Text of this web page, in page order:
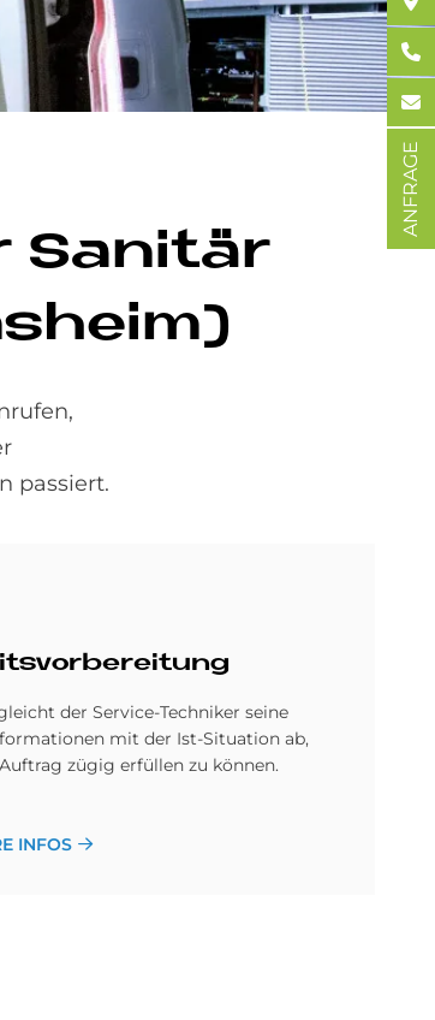
Sa­ni­tär
passiert.
der Service-Techniker seine
mit der Ist-Situation ab,
zügig erfüllen zu können.
INFOS
ANFRAGE